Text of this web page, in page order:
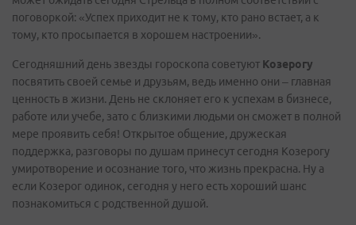
поговоркой: «Успех приходит не к тому, кто рано встает, а к
тому, кто просыпается в хорошем настроении».
Сегодняшний день звезды гороскопа советуют Козерогу
посвятить своей семье и друзьям, ведь именно они – главная
ценность в жизни. День не склоняет его к успехам в бизнесе,
работе или учебе, зато с близкими людьми он сможет в полной
мере проявить себя! Открытое общение, дружеская
поддержка, разговоры по душам принесут сегодня Козерогу
умиротворение и осознание того, что жизнь прекрасна. Ну а
если Козерог одинок, сегодня у него есть хороший шанс
познакомиться с родственной душой.